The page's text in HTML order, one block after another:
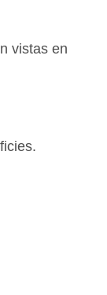
vistas en